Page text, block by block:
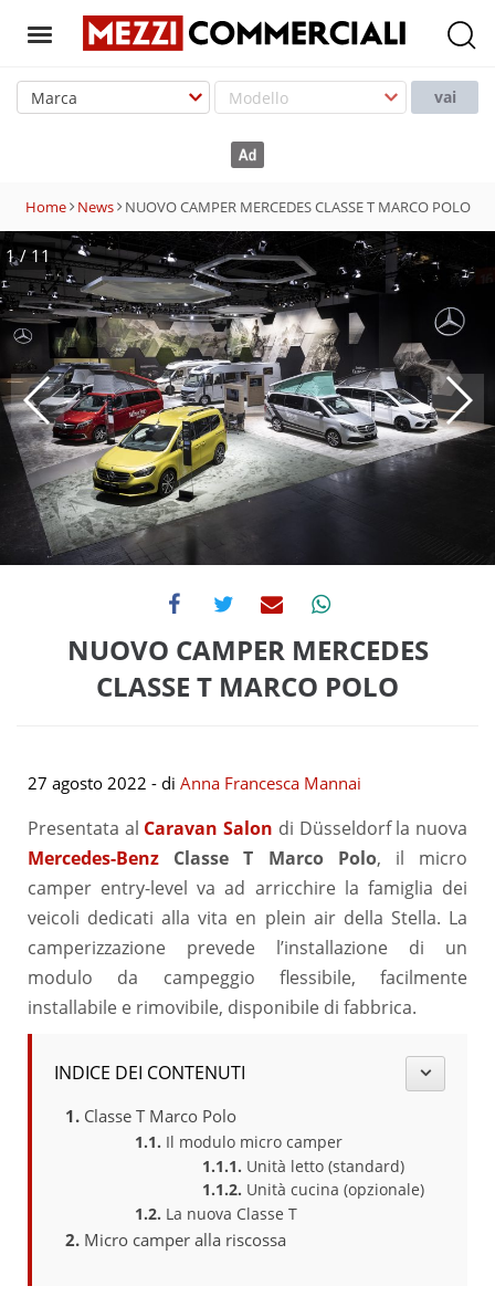
T
g
n
a
v
i
a
t
i
o
n
vai
Home News NUOVO CAMPER MERCEDES CLASSE T MARCO POLO
1/ 11
NUOVO CAMPER MERCEDES
CLASSE T MARCO POLO
27 agosto 2022 - di Anna Francesca Mannai
Presentata al Caravan Salon di Düsseldorf la nuova
Mercedes-Benz Classe T Marco Polo, il micro
camper entry-level va ad arricchire la famiglia dei
veicoli dedicati alla vita en plein air della Stella. La
camperizzazione prevede l’installazione di un
modulo da campeggio flessibile, facilmente
installabile e rimovibile, disponibile di fabbrica.
INDICE DEI CONTENUTI
Classe T Marco Polo
Il modulo micro camper
Unità letto (standard)
Unità cucina (opzionale)
La nuova Classe T
Micro camper alla riscossa